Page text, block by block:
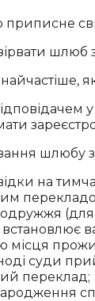
приписне
шлюб
шлюбу
на
місця
суди
переклад;